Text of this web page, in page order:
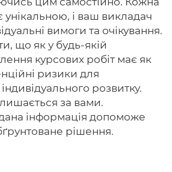
унікальною, і ваш викладач
вимоги та очікування.
що як у будь-якій
курсових робіт має як
ризики для
розвитку.
за вами.
інформація допоможе
рішення.